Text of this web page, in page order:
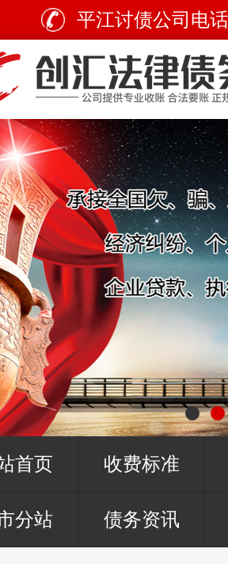
平江讨债公司电话
首页 收费标准
分站 债务资讯